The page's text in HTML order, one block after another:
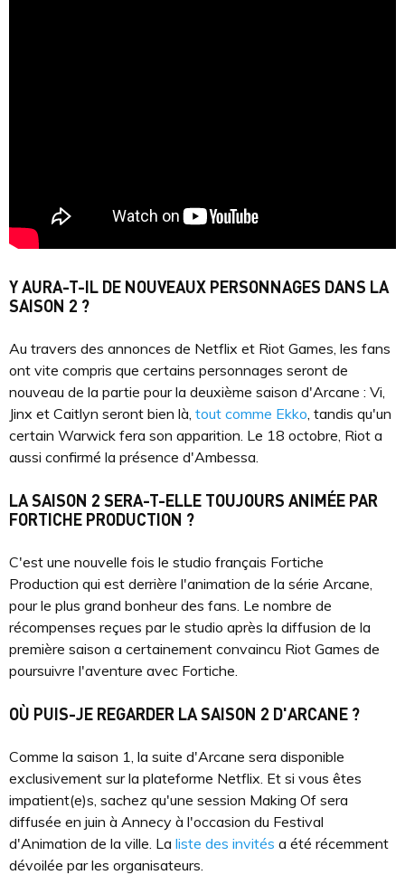
Y AURA-T-IL DE NOUVEAUX PERSONNAGES DANS LA
SAISON 2 ?
Au travers des annonces de Netflix et Riot Games, les fans
ont vite compris que certains personnages seront de
nouveau de la partie pour la deuxième saison d'Arcane : Vi,
Jinx et Caitlyn seront bien là, tout comme Ekko, tandis qu'un
certain Warwick fera son apparition. Le 18 octobre, Riot a
aussi confirmé la présence d'Ambessa.
LA SAISON 2 SERA-T-ELLE TOUJOURS ANIMÉE PAR
FORTICHE PRODUCTION ?
C'est une nouvelle fois le studio français Fortiche
Production qui est derrière l'animation de la série Arcane,
pour le plus grand bonheur des fans. Le nombre de
récompenses reçues par le studio après la diffusion de la
première saison a certainement convaincu Riot Games de
poursuivre l'aventure avec Fortiche.
OÙ PUIS-JE REGARDER LA SAISON 2 D'ARCANE ?
Comme la saison 1, la suite d'Arcane sera disponible
exclusivement sur la plateforme Netflix. Et si vous êtes
impatient(e)s, sachez qu'une session Making Of sera
diffusée en juin à Annecy à l'occasion du Festival
d'Animation de la ville. La liste des invités a été récemment
dévoilée par les organisateurs.